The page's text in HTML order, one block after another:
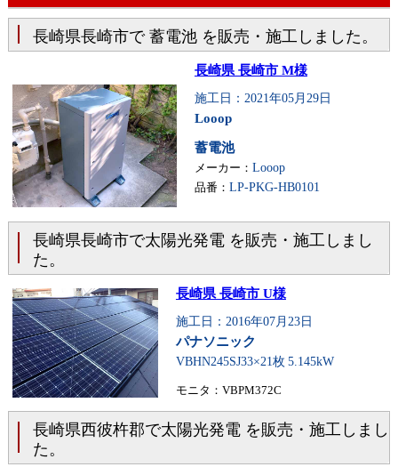
長崎県長崎市で 蓄電池 を販売・施工しました。
長崎県 長崎市 M様
施工日：2021年05月29日
Looop
蓄電池
メーカー： Looop
品番： LP-PKG-HB0101
長崎県長崎市で太陽光発電 を販売・施工しまし
た。
長崎県 長崎市 U様
施工日：2016年07月23日
パナソニック
VBHN245SJ33×21枚 5.145kW
モニタ：VBPM372C
長崎県西彼杵郡で太陽光発電 を販売・施工しまし
た。